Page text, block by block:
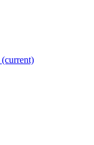
(current)